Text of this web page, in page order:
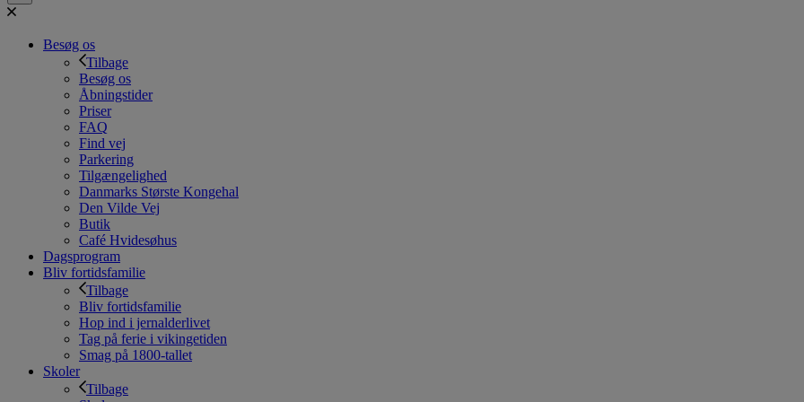
Besøg os
Tilbage
Besøg os
Åbningstider
Priser
FAQ
Find vej
Parkering
Tilgængelighed
Danmarks Største Kongehal
Den Vilde Vej
Butik
Café Hvidesøhus
Dagsprogram
Bliv fortidsfamilie
Tilbage
Bliv fortidsfamilie
Hop ind i jernalderlivet
Tag på ferie i vikingetiden
Smag på 1800-tallet
Skoler
Tilbage